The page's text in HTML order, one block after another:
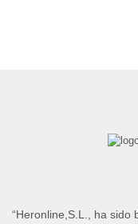
“Heronline,S.L., ha sido